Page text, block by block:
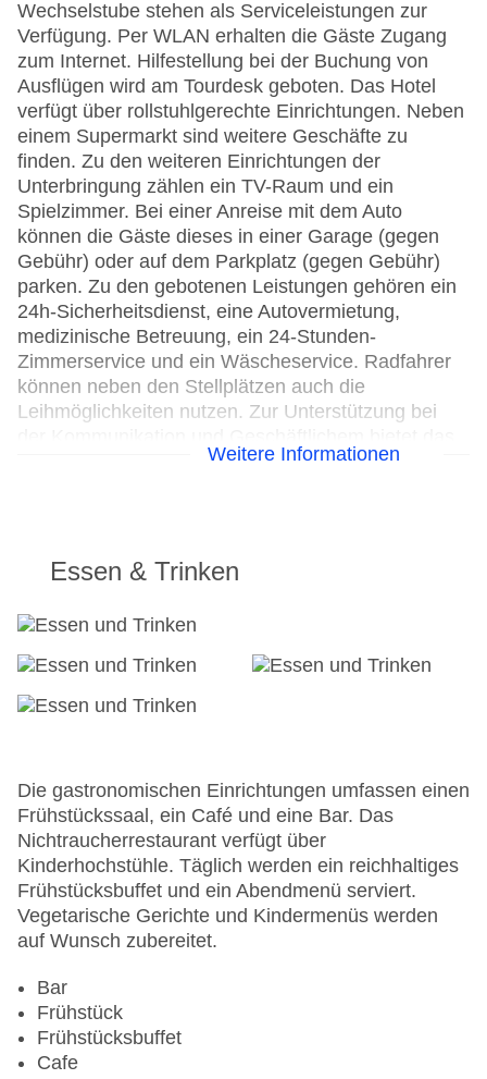
Wechselstube stehen als Serviceleistungen zur
Verfügung. Per WLAN erhalten die Gäste Zugang
zum Internet. Hilfestellung bei der Buchung von
Ausflügen wird am Tourdesk geboten. Das Hotel
verfügt über rollstuhlgerechte Einrichtungen. Neben
einem Supermarkt sind weitere Geschäfte zu
finden. Zu den weiteren Einrichtungen der
Unterbringung zählen ein TV-Raum und ein
Spielzimmer. Bei einer Anreise mit dem Auto
können die Gäste dieses in einer Garage (gegen
Gebühr) oder auf dem Parkplatz (gegen Gebühr)
parken. Zu den gebotenen Leistungen gehören ein
24h-Sicherheitsdienst, eine Autovermietung,
medizinische Betreuung, ein 24-Stunden-
Zimmerservice und ein Wäscheservice. Radfahrer
können neben den Stellplätzen auch die
Leihmöglichkeiten nutzen. Zur Unterstützung bei
Business-Center ein Faxgerät.
Check-in von: 15:00:00
Check-out bis: 00:00:00
Garage: gegen Gebühr
Hoteleröffnung: 1957
WLAN/WiFi im Hotel
Minimarkt
Anzahl der Aufzüge: 1
Haustiere: gegen Gebühr
Zimmerservice
Gesamtanzahl der Stockwerke: 6
Gesamtanzahl der Zimmer: 109
Zahlungsarten: American Express, Diners Club,
Landeskategorie: 3 Sterne
Weitere Informationen
Essen & Trinken
Die gastronomischen Einrichtungen umfassen einen
Frühstückssaal, ein Café und eine Bar. Das
Nichtraucherrestaurant verfügt über
Kinderhochstühle. Täglich werden ein reichhaltiges
Frühstücksbuffet und ein Abendmenü serviert.
Vegetarische Gerichte und Kindermenüs werden
auf Wunsch zubereitet.
Bar
Frühstück
Frühstücksbuffet
Cafe